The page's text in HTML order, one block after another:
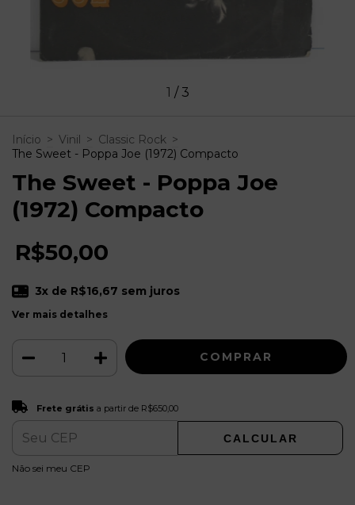
1 / 3
Início > Vinil > Classic Rock >
The Sweet - Poppa Joe (1972) Compacto
The Sweet - Poppa Joe
(1972) Compacto
R$50,00
3x de R$16,67 sem juros
Ver mais detalhes
Entregas para o CEP: ALTERAR CEP
Frete grátis a partir de R$650,00
CALCULAR
Não sei meu CEP